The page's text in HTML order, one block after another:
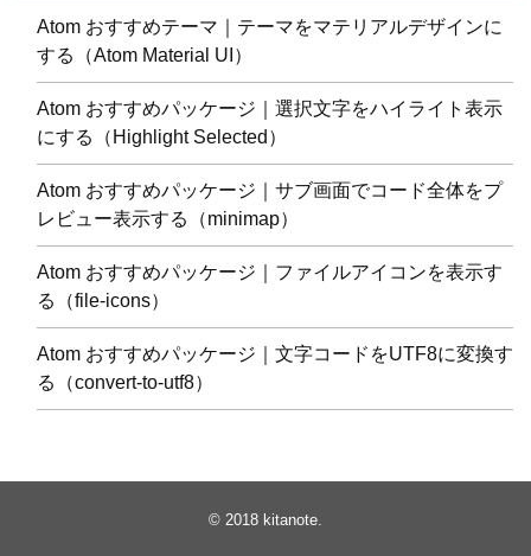
Atom おすすめテーマ｜テーマをマテリアルデザインに
する（Atom Material UI）
Atom おすすめパッケージ｜選択文字をハイライト表示
にする（Highlight Selected）
Atom おすすめパッケージ｜サブ画面でコード全体をプ
レビュー表示する（minimap）
Atom おすすめパッケージ｜ファイルアイコンを表示す
る（file-icons）
Atom おすすめパッケージ｜文字コードをUTF8に変換す
る（convert-to-utf8）
© 2018 kitanote.